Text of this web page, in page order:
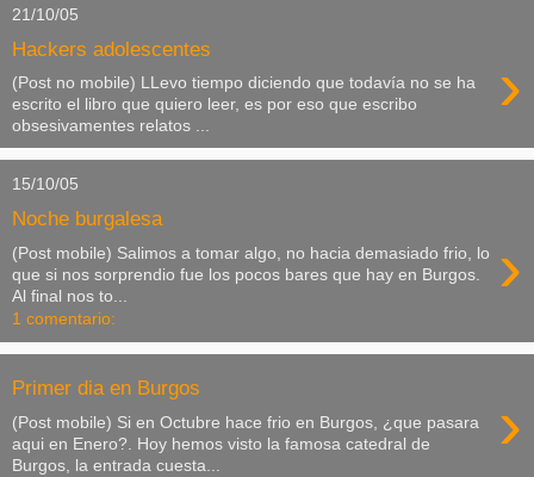
21/10/05
Hackers adolescentes ›
(Post no mobile) LLevo tiempo diciendo que todavía no se ha
escrito el libro que quiero leer, es por eso que escribo
obsesivamentes relatos ...
15/10/05
Noche burgalesa
›
(Post mobile) Salimos a tomar algo, no hacia demasiado frio, lo
que si nos sorprendio fue los pocos bares que hay en Burgos.
Al final nos to...
1 comentario:
Primer dia en Burgos ›
(Post mobile) Si en Octubre hace frio en Burgos, ¿que pasara
aqui en Enero?. Hoy hemos visto la famosa catedral de
Burgos, la entrada cuesta...